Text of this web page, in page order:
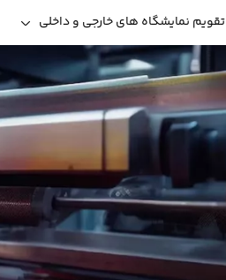
تقویم نمایشگاه های خارجی و داخلی